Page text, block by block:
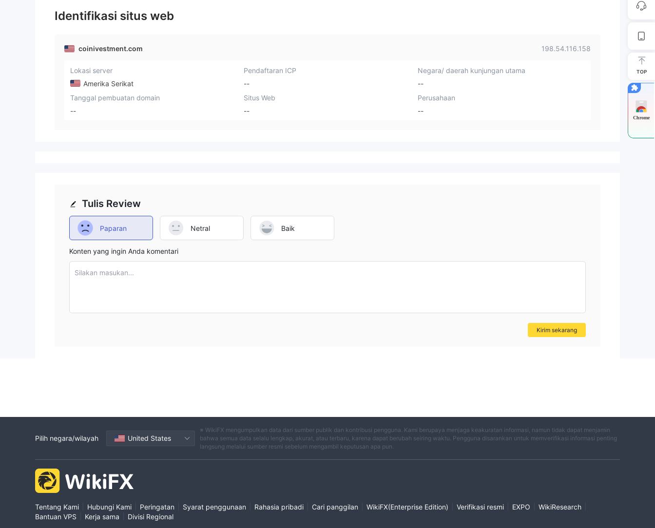
Identifikasi situs web
coinivestment.com 198.54.116.158
Lokasi server
Amerika Serikat
Pendaftaran ICP
--
Negara/ daerah kunjungan utama
--
Tanggal pembuatan domain
--
Situs Web
--
Perusahaan
--
Tulis Review
Paparan Netral Baik
Konten yang ingin Anda komentari
Silakan masukan...
Kirim sekarang
TOP
Chrome
Pilih negara/wilayah United States
※ WikiFX mengumpulkan data dari sumber publik dan kontribusi pengguna. Kami berupaya menjaga keakuratan informasi, namun tidak dapat menjamin
bahwa semua data selalu lengkap, akurat, atau terbaru, karena dapat berubah seiring waktu. Pengguna disarankan untuk memverifikasi informasi penting
langsung melalui sumber resmi sebelum mengambil keputusan apa pun.
Tentang Kami Hubungi Kami Peringatan Syarat penggunaan Rahasia pribadi Cari panggilan WikiFX(Enterprise Edition) Verifikasi resmi EXPO WikiResearch
Bantuan VPS
Kerja sama Divisi Regional